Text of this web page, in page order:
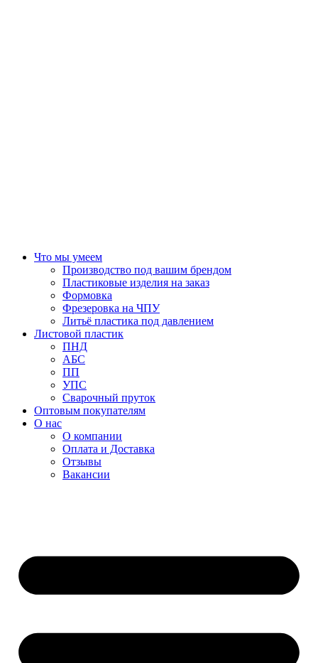
Что мы умеем
Производство под вашим брендом
Пластиковые изделия на заказ
Формовка
Фрезеровка на ЧПУ
Литьё пластика под давлением
Листовой пластик
ПНД
АБС
ПП
УПС
Сварочный пруток
Оптовым покупателям
О нас
О компании
Оплата и Доставка
Отзывы
Вакансии